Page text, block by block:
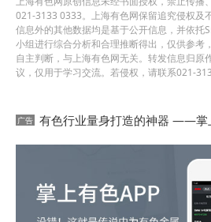
021-3133 0333。上海有色网保留追究侵权及
信息外的其他数据均是基于公开信息，并依托
小组进行综合分析和合理推断得出，仅供参考
自主判断，与上海有色网无关。转发信息归原
议，仅用于学习交流。若侵权，请联系021-
有色行业量身打造的神器 ——掌